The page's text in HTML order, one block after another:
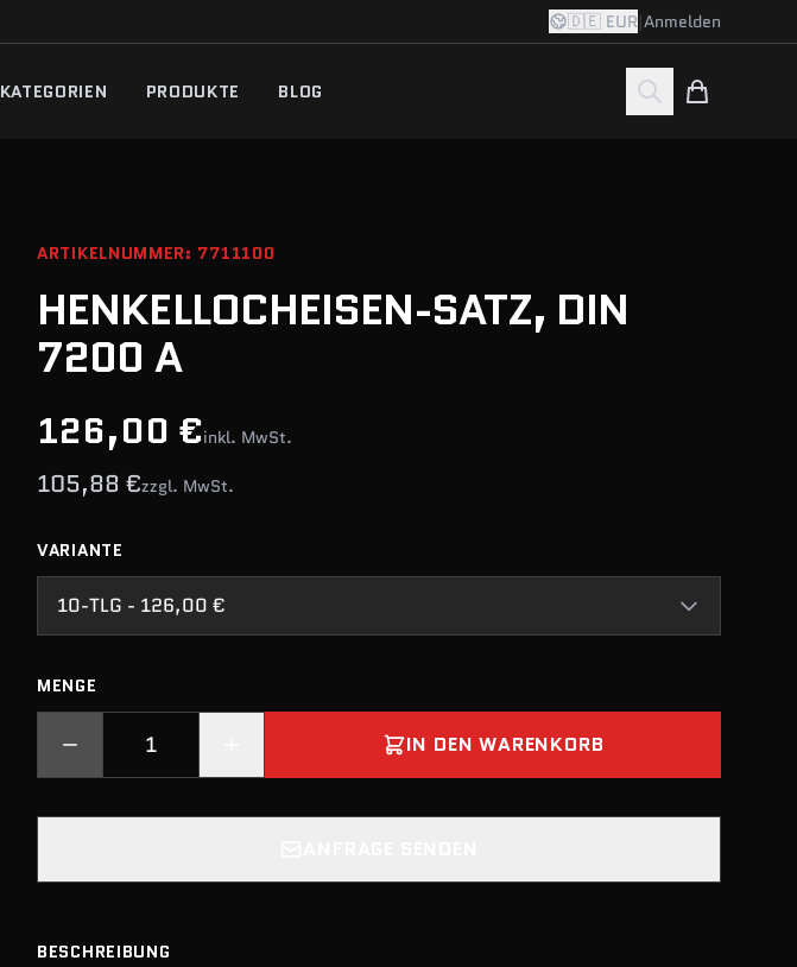
🇩🇪 EUR|Anmelden
KATEGORIEN PRODUKTE BLOG
ARTIKELNUMMER: 7711100
HENKELLOCHEISEN-SATZ, DIN
7200 A
126,00 €inkl. MwSt.
105,88 €zzgl. MwSt.
VARIANTE
10-TLG - 126,00 €
MENGE
IN DEN WARENKORB
BESCHREIBUNG